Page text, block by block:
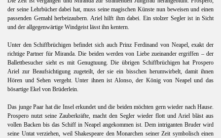
der seine Lehrbücher dabei hat, muss seine magischen Künste nun beweisen und einen
passenden Gemahl herbeizaubern. Ariel hilft ihm dabei. Ein stolzer Segler ist in Sicht
und der allgegenwärtige Windgeist lässt ihn kentern.
Unter den Schiffbrüchigen befindet sich auch Prinz Ferdinand von Neapel, exakt der
richtige Partner für Miranda. Die beiden werden von Liebe zueinander ergriffen – der
Ballettbesucher sieht es mit Genugtuung. Die übrigen Schiffbrüchigen hat Prospero
Ariel zur Beaufsichtigung zugeteilt, der sie ein bisschen herumwirbelt, damit ihnen
Hören und Sehen vergeht. Unter ihnen ist Alonso, der König von Neapel und das
bösartige Ekel von Brüderlein.
Das junge Paar hat die Insel erkundet und die beiden möchten gern wieder nach Hause.
Prospero nutzt seine Zauberkräfte, macht den Segler wieder flott und Ariel bläst aus
vollen Backen bis das Schiff in Neapel angekommen ist. Dem intriganten Bruder wird
seine Untat verziehen, weil Shakespeare den Monarchen seiner Zeit symbolisch einen